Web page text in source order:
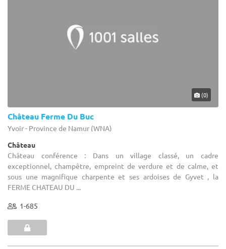
(0)
Château Ferme Du Buc
Yvoir - Province de Namur (WNA)
Château
Château conférence : Dans un village classé, un cadre
exceptionnel, champêtre, empreint de verdure et de calme, et
sous une magnifique charpente et ses ardoises de Gyvet , la
FERME CHATEAU DU ...
1-685